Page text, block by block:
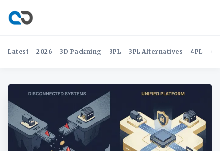
Latest 2026 3D Packning 3PL 3PL Alternatives 4PL